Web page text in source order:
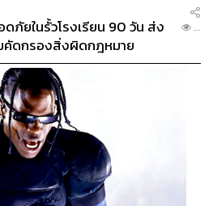
ภัยในรั้วโรงเรียน 90 วัน ส่ง
ดกรองสิ่งผิดกฎหมาย
...